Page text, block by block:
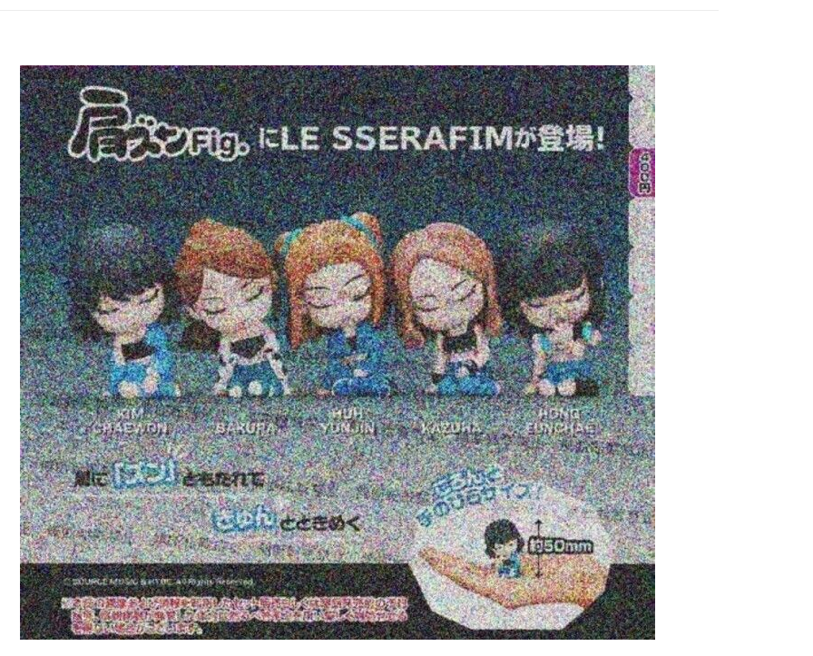
【注意事項】
1.本服務係由「台灣大哥大股份有限公司」（以下簡稱本公司）所提供，讓
用戶於交易時，得透過本服務購買商品或服務，並由商店將買賣／分期付
款買賣價金債權讓與本公司後，依約使用本公司帳單繳交帳款。
2.基於同意付款使用「大哥付你分期」之契約關係目的，商店將以您的個人
資料（包含姓名、電話或地址）提供予台灣大哥大進項蒐集、處理及利
用，由本公司與您本人進行分期帳單所需資料之確認、核對及更正。
3.完整用戶服務條款，請詳閱以下連結：https://oppay.tw/userRule
預購-7-11取貨付款(舊)
每筆NT$90，滿NT$3,000(含以上)免運費
預購-付款後7-11取貨(舊)
每筆NT$90，滿NT$3,000(含以上)免運費
預購-宅配(舊)
每筆NT$120，滿NT$3,000(含以上)免運費
預購-宅配(離島)(舊)
每筆NT$160，滿NT$3,000(含以上)免運費
東海門市自取，需自備購物袋取貨唷。
免運費